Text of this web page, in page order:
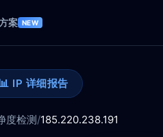
案 NEW
📊 IP 详细报告
度检测/185.220.238.191